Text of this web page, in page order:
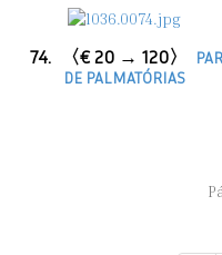
74. 〈€ 20 → 120〉
PAR
DE PALMATÓRIAS